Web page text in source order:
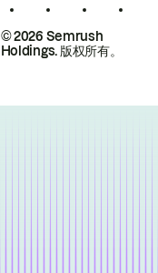
© 2026 Semrush
Holdings. 版权所有。